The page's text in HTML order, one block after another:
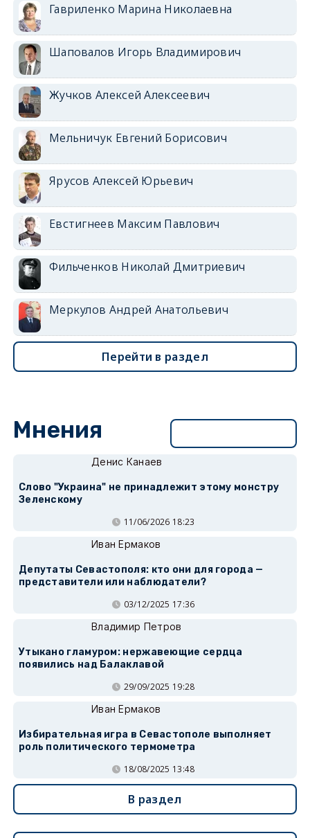
Гавриленко Марина Николаевна
Шаповалов Игорь Владимирович
Жучков Алексей Алексеевич
Мельничук Евгений Борисович
Ярусов Алексей Юрьевич
Евстигнеев Максим Павлович
Фильченков Николай Дмитриевич
Меркулов Андрей Анатольевич
Перейти в раздел
Мнения
Денис Канаев
Слово "Украина" не принадлежит этому монстру
Зеленскому
11/06/2026 18:23
Иван Ермаков
Депутаты Севастополя: кто они для города —
представители или наблюдатели?
03/12/2025 17:36
Владимир Петров
Утыкано гламуром: нержавеющие сердца
появились над Балаклавой
29/09/2025 19:28
Иван Ермаков
Избирательная игра в Севастополе выполняет
роль политического термометра
18/08/2025 13:48
В раздел